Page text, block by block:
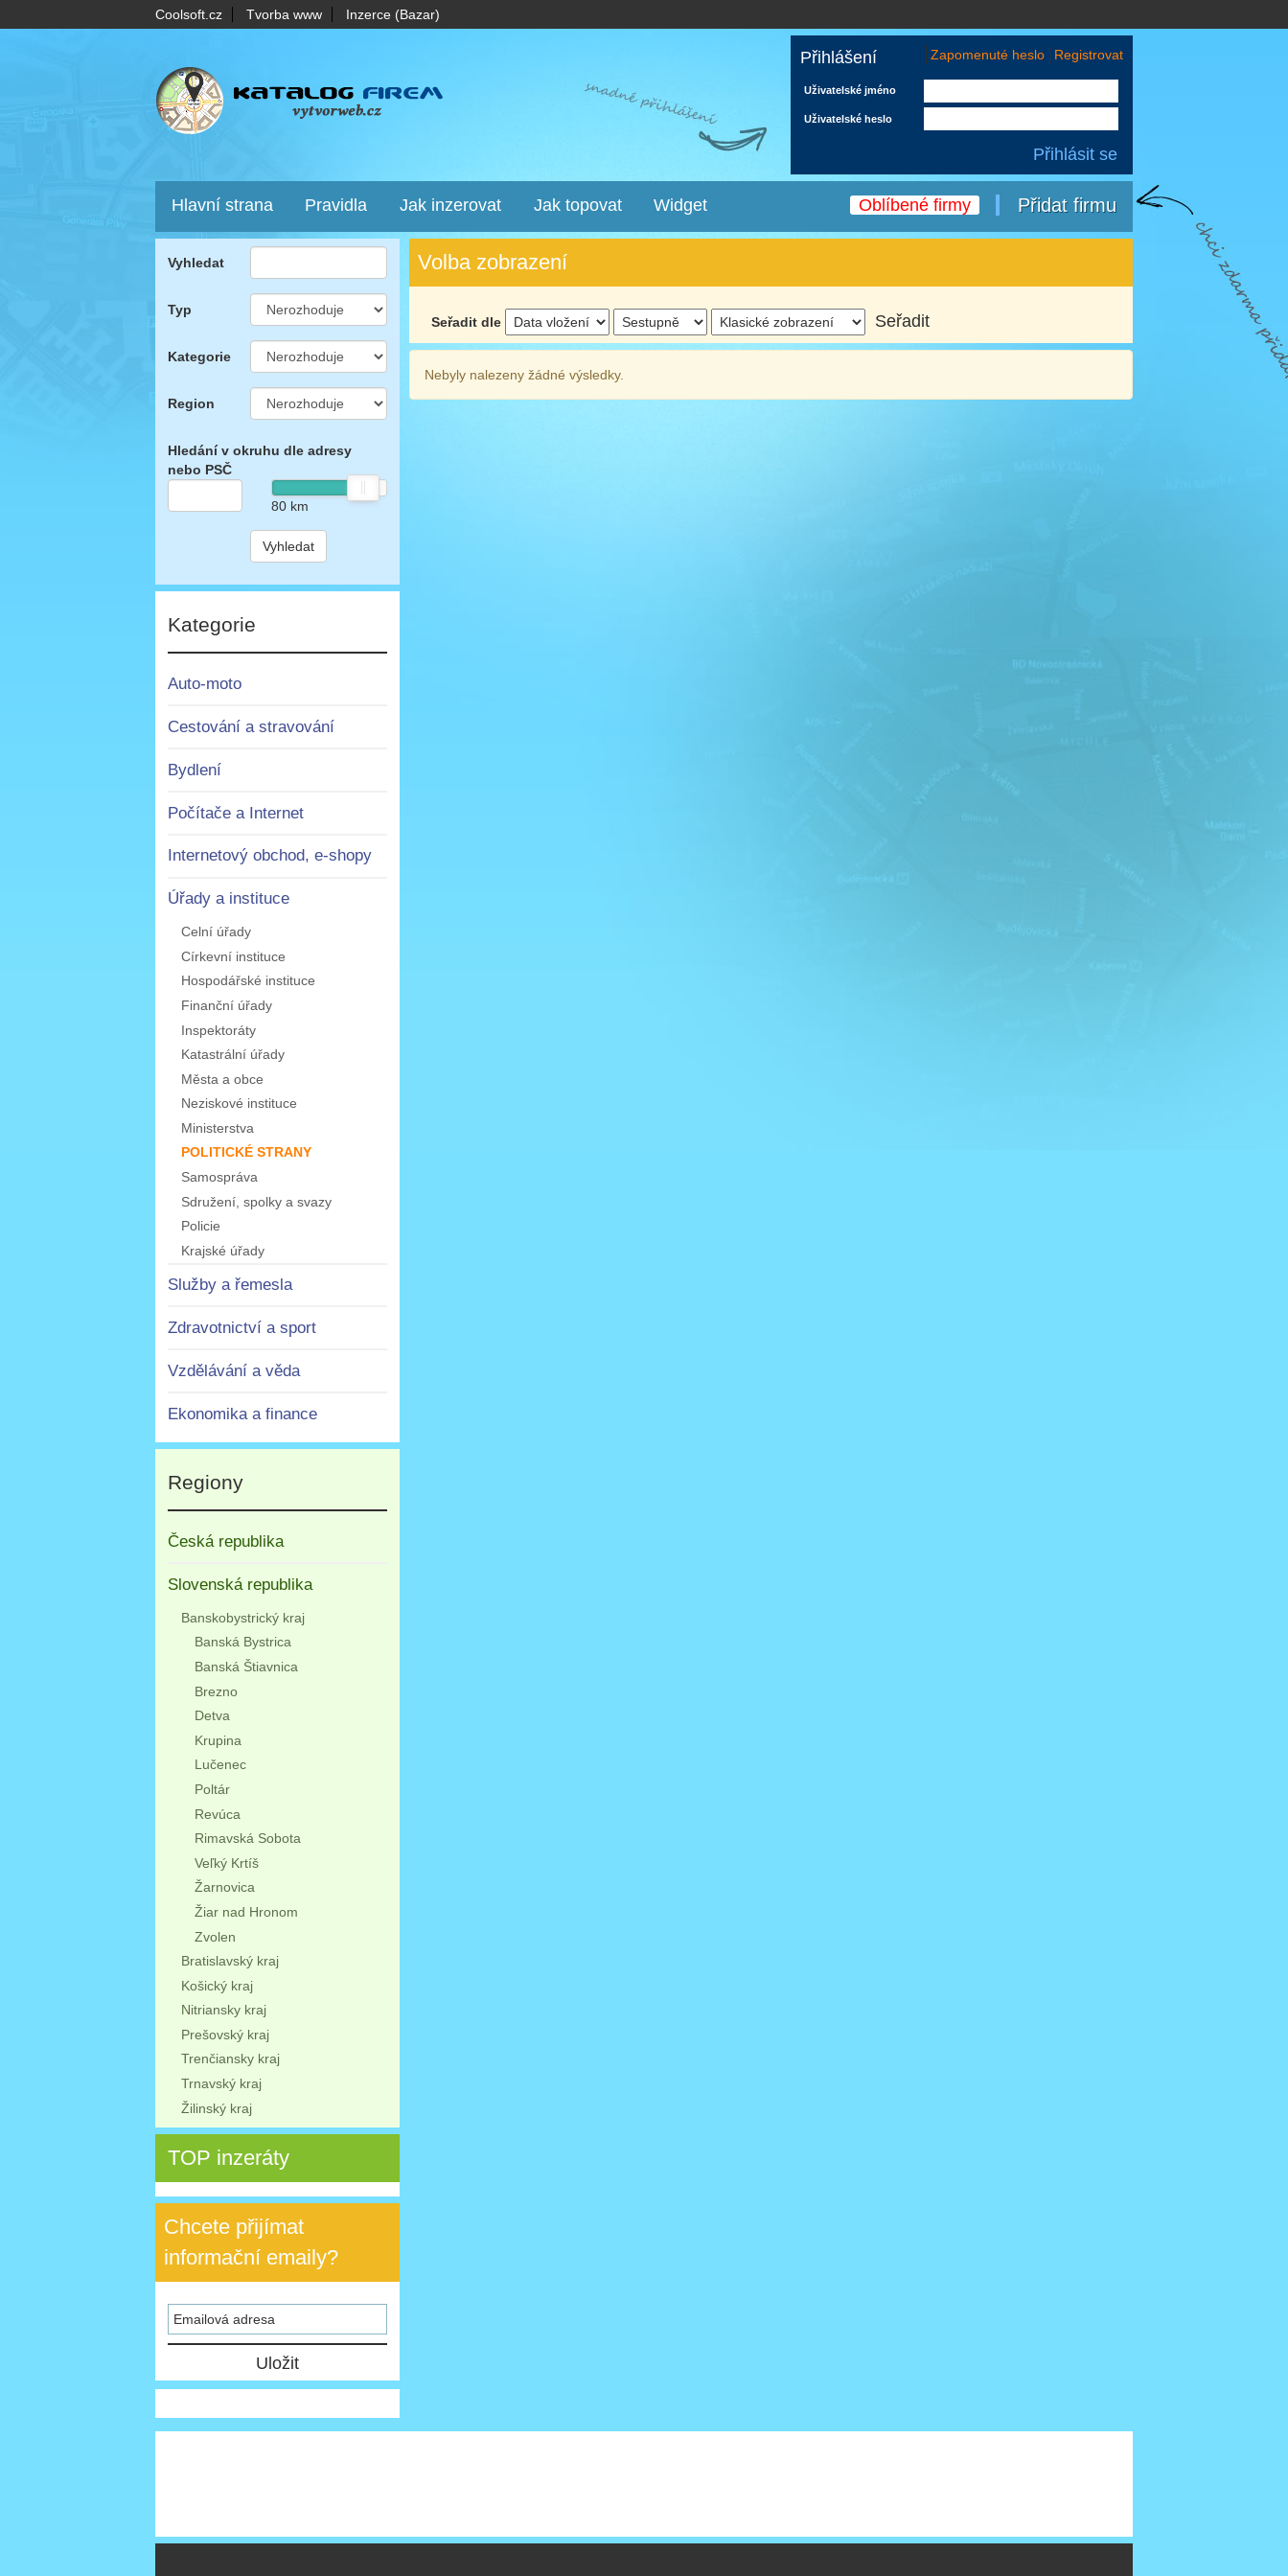
Coolsoft.cz Tvorba www Inzerce (Bazar)
Přihlášení Registrovat
Zapomenuté heslo
Uživatelské jméno
Uživatelské heslo
Přidat firmu
Hlavní strana Pravidla Jak inzerovat Jak topovat Widget Oblíbené firmy
Vyhledat
Typ
Kategorie
Region
Hledání v okruhu dle adresy
nebo PSČ
80km
Vyhledat
Kategorie
Auto-moto
Cestování a stravování
Bydlení
Počítače a Internet
Internetový obchod, e-shopy
Úřady a instituce
Celní úřady
Církevní instituce
Hospodářské instituce
Finanční úřady
Inspektoráty
Katastrální úřady
Města a obce
Neziskové instituce
Ministerstva
POLITICKÉ STRANY
Samospráva
Sdružení, spolky a svazy
Policie
Krajské úřady
Služby a řemesla
Zdravotnictví a sport
Vzdělávání a věda
Ekonomika a finance
Regiony
Česká republika
Slovenská republika
Banskobystrický kraj
Banská Bystrica
Banská Štiavnica
Brezno
Detva
Krupina
Lučenec
Poltár
Revúca
Rimavská Sobota
Veľký Krtíš
Žarnovica
Žiar nad Hronom
Zvolen
Bratislavský kraj
Košický kraj
Nitriansky kraj
Prešovský kraj
Trenčiansky kraj
Trnavský kraj
Žilinský kraj
TOP inzeráty
Chcete přijímat
informační emaily?
Volba zobrazení
Seřadit dle
Nebyly nalezeny žádné výsledky.